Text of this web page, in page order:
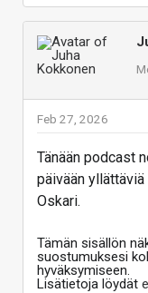
Feb 27, 2026
Tänään podcast
päivään yllättäviä
Oskari.
Tämän sisällön
suostumuksesi
hyväksymiseen.
Lisätietoja löydät